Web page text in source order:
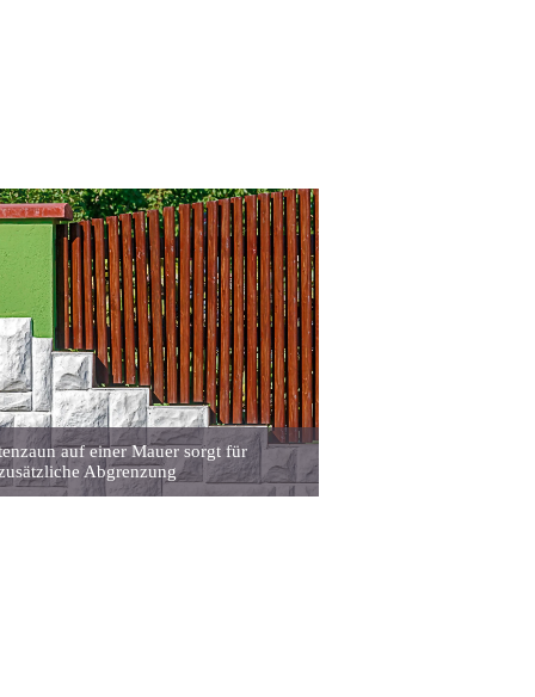
auf einer Mauer sorgt für
Abgrenzung